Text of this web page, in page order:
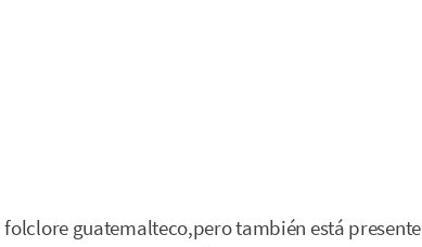
guatemalteco,pero también está presente